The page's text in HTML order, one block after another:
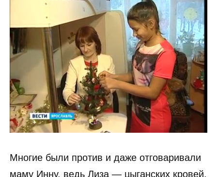
Многие были против и даже отговаривали
маму Инну, ведь Лиза — цыганских кровей.